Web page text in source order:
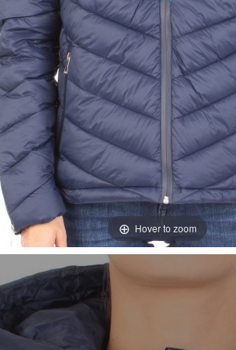
Hover to zoom